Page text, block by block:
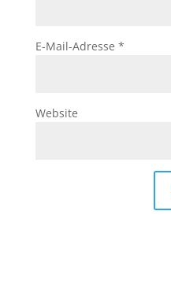
E-Mail-Adresse *
Website